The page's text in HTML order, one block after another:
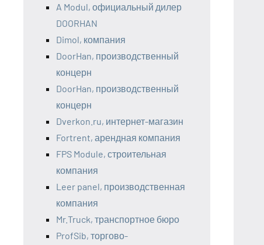
A Modul, официальный дилер
DOORHAN
Dimol, компания
DoorHan, производственный
концерн
DoorHan, производственный
концерн
Dverkon.ru, интернет-магазин
Fortrent, арендная компания
FPS Module, строительная
компания
Leer panel, производственная
компания
Mr.Truck, транспортное бюро
ProfSib, торгово-